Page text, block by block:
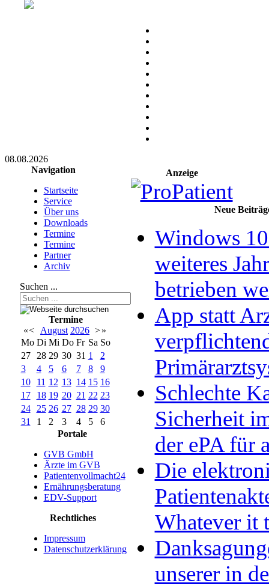
08.08.2026
Navigation
Startseite
Service
Über uns
Downloads
Termine
Termine
Partner
Archiv
Suchen ...
Termine
«< August 2026 >»
Mo Di Mi Do Fr Sa So
27
28 29 30 31 1
2
3
4 5 6 7 8
9
10
11 12 13 14 15 16
17
18 19 20 21 22 23
24
25 26 27 28 29 30
31
1 2 3 4 5
6
Portale
GVB GmbH
Ärzte im GVB
Patientenvollmacht24
Ernährungsberatung
EDV-Support
Rechtliches
Impressum
Datenschutzerklärung
Anzeige
Neue
Windows
weiteres
betrieben
App statt
Schlechte
Sicherheit
der ePA für
Die
Whatever it
unserer in